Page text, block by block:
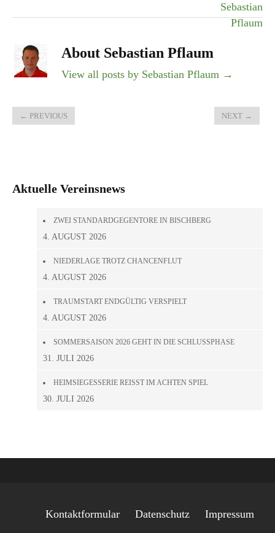
Sebastian
Pflaum
About Sebastian Pflaum
View all posts by Sebastian Pflaum →
← PREVIOUS NEXT →
Aktuelle Vereinsnews
ZWEI STANDARDGEGENTORE IN BISCHBERG
4. AUGUST 2026
NIEDERLAGE TROTZ CHANCENFLUT
4. AUGUST 2026
TRAUMSTART ENDGÜLTIG VERSPIELT
4. AUGUST 2026
SOMMERSAISON 2026 GEHT IN DIE SCHLUSSPHASE
31. JULI 2026
HEIMSIEGESSERIE REISST IM ACHTEN SPIEL
30. JULI 2026
Kontaktformular Datenschutz Impressum